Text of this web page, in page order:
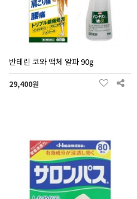
반테린 코와 액체 알파 90g
29,400원